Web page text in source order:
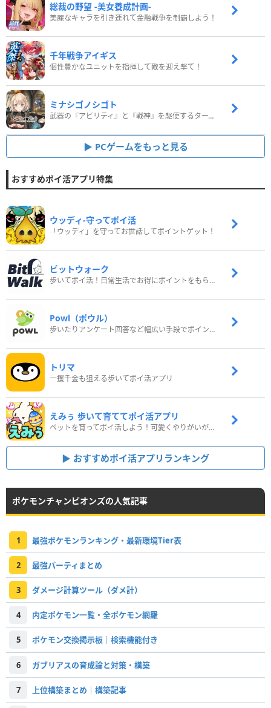
総裁の野望 -美女養成計画-
美麗なキャラを引き連れて金融戦争を制覇しよう！
千年戦争アイギス
個性豊かなユニットを指揮して敵を迎え撃て！
ミナシゴノシゴト
武器の『アビリティ』と『戦神』を駆使するターン制コマンドバトルRPG！
PCゲームをもっと見る
おすすめポイ活アプリ特集
ウッディ‐守ってポイ活
「ウッディ」を守ってお世話してポイントゲット！
ビットウォーク
歩いてポイ活！日常生活でお得にポイントをもらおう
Powl（ポウル）
歩いたりアンケート回答など幅広い手段でポイントをゲット
トリマ
一攫千金も狙える歩いてポイ活アプリ
えみぅ 歩いて育ててポイ活アプリ
ペットを育ってポイ活しよう！可愛くやりがいがある新感覚アプリ
おすすめポイ活アプリランキング
ポケモンチャンピオンズの人気記事
1 最強ポケモンランキング・最新環境Tier表
2 最強パーティまとめ
3 ダメージ計算ツール（ダメ計）
4 内定ポケモン一覧・全ポケモン網羅
5 ポケモン交換掲示板｜検索機能付き
6 ガブリアスの育成論と対策・構築
7 上位構築まとめ｜構築記事